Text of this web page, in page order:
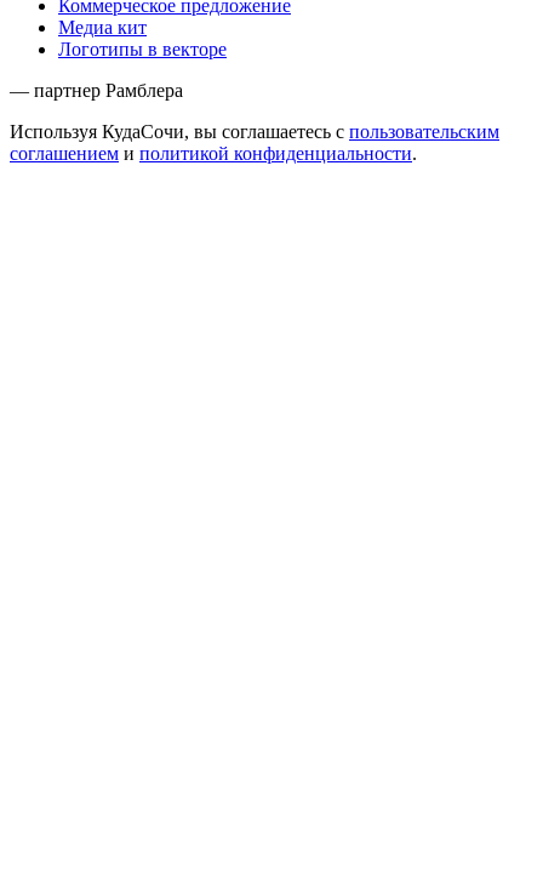
Коммерческое предложение
Медиа кит
Логотипы в векторе
— партнер Рамблера
Используя КудаСочи, вы соглашаетесь с пользовательским
соглашением и политикой конфиденциальности.